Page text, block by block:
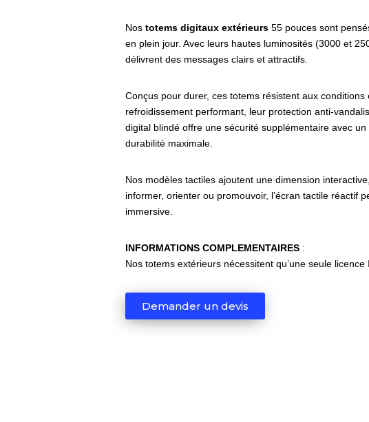
Nostotems digitaux extérieurs 55 pouces sont
en plein jour. Avec leurs hautes luminosités (3000 et
délivrent des messages clairs et attractifs.
Conçus pour durer, ces totems résistent aux
refroidissement performant, leur protection anti-
digital blindé offre une sécurité supplémentaire avec
durabilité maximale.
Nos modèles tactiles ajoutent une dimension
informer, orienter ou promouvoir, l’écran tactile réactif
immersive.
INFORMATIONS COMPLEMENTAIRES :
Nos totems extérieurs nécessitent qu’une seule
Demander un devis